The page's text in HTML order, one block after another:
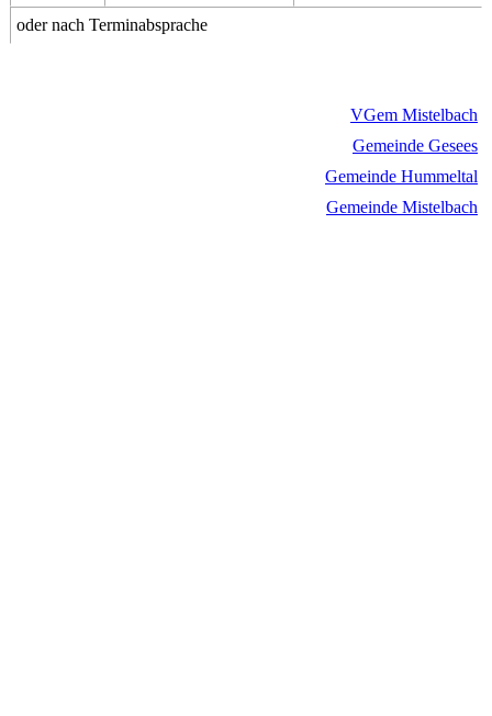
oder nach Terminabsprache
VGem Mistelbach
Gemeinde Gesees
Gemeinde Hummeltal
Gemeinde Mistelbach